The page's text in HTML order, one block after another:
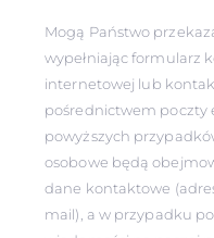
Mogą Państwo
wypełniając formularz
internetowej lub
pośrednictwem poczty
powyższych
osobowe będą
dane kontaktowe
mail), a w przypadku